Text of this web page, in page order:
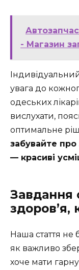
- Магазин
увага до
одеських
вислухати,
оптимальне
забувайте про
— красиві
Завдання
здоров’я,
Наша стаття не
як важливо
хоче мати